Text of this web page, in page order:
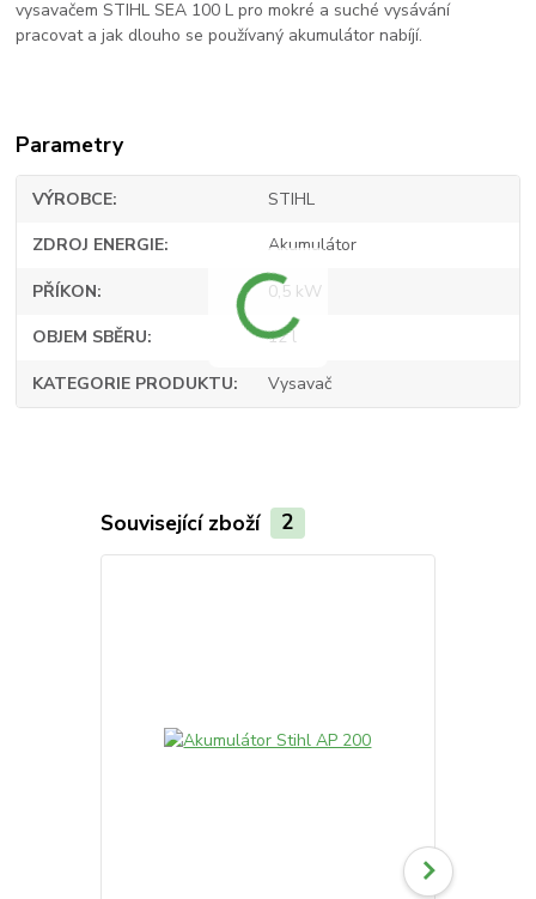
vysavačem STIHL SEA 100 L pro mokré a suché vysávání
pracovat a jak dlouho se používaný akumulátor nabíjí.
Parametry
VÝROBCE STIHL
ZDROJ ENERGIE Akumulátor
PŘÍKON 0,5 kW
OBJEM SBĚRU 12 l
KATEGORIE PRODUKTU Vysavač
Související zboží 2